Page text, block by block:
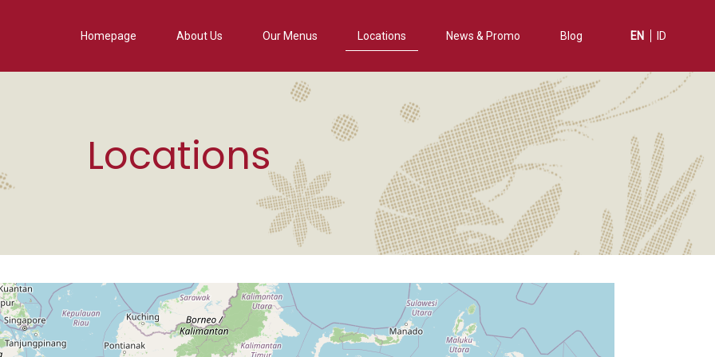
Homepage About Us Our Menus Locations News & Promo Blog EN ID
Locations